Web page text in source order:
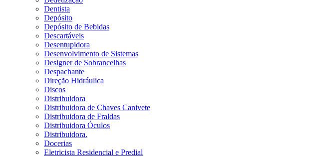
Dentista
Depósito
Depósito de Bebidas
Descartáveis
Desentupidora
Desenvolvimento de Sistemas
Designer de Sobrancelhas
Despachante
Direção Hidráulica
Discos
Distribuidora
Distribuidora de Chaves Canivete
Distribuidora de Fraldas
Distribuidora Óculos
Distribuidora.
Docerias
Eletricista Residencial e Predial